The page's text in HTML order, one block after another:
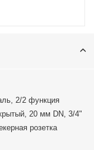
2/2 функция
20 мм DN, 3/4"
розетка